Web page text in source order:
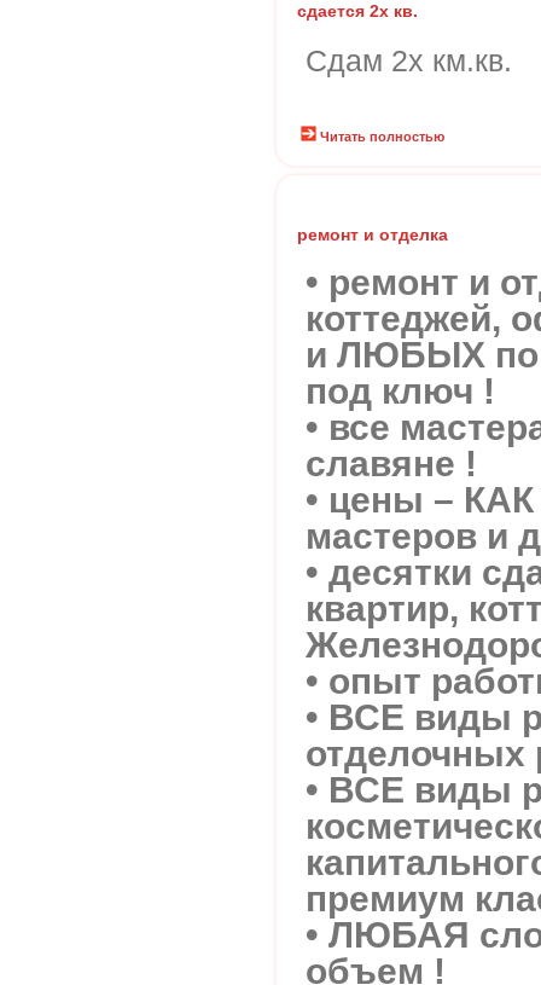
сдается 2х кв.
Сдам 2х км.кв.
Читать полностью
ремонт и отделка
• ремонт и
коттеджей,
и ЛЮБЫХ
под ключ !
• все
славяне !
• цены –
мастеров и
• десятки
квартир,
• опыт
• ВСЕ виды
отделочных
• ВСЕ виды
премиум
• ЛЮБАЯ
объем !